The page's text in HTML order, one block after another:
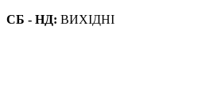
СБ - НД: ВИХІДНІ